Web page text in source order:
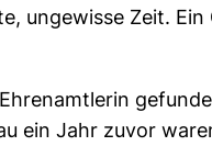
ungewisse Zeit. Ein
ein Jahr zuvor